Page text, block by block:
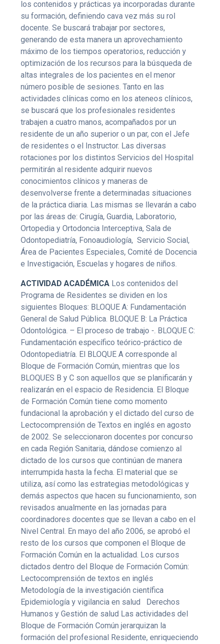
los contenidos y prácticas ya incorporadas durante
su formación, definiendo cava vez más su rol
docente. Se buscará trabajar por sectores,
generando de esta manera un aprovechamiento
máximo de los tiempos operatorios, reducción y
optimización de los recursos para la búsqueda de
altas integrales de los pacientes en el menor
número posible de sesiones. Tanto en las
actividades clínicas como en los ateneos clínicos,
se buscará que los profesionales residentes
trabajen a cuatro manos, acompañados por un
residente de un año superior o un par, con el Jefe
de residentes o el Instructor. Las diversas
rotaciones por los distintos Servicios del Hospital
permitirán al residente adquirir nuevos
conocimientos clínicos y maneras de
desenvolverse frente a determinadas situaciones
de la práctica diaria. Las mismas se llevarán a cabo
por las áreas de: Cirugía, Guardia, Laboratorio,
Ortopedia y Ortodoncia Interceptiva, Sala de
Odontopediatría, Fonoaudiología, Servicio Social,
Área de Pacientes Especiales, Comité de Docencia
e Investigación, Escuelas y hogares de niños.
ACTIVIDAD ACADÉMICA Los contenidos del
Programa de Residentes se dividen en los
siguientes Bloques: BLOQUE A: Fundamentación
General de Salud Pública. BLOQUE B: La Práctica
Odontológica. – El proceso de trabajo -. BLOQUE C:
Fundamentación específico teórico-práctico de
Odontopediatría. El BLOQUE A corresponde al
Bloque de Formación Común, mientras que los
BLOQUES B y C son aquellos que se planificarán y
realizarán en el espacio de Residencia. El Bloque
de Formación Común tiene como momento
fundacional la aprobación y el dictado del curso de
Lectocomprensión de Textos en inglés en agosto
de 2002. Se seleccionaron docentes por concurso
en cada Región Sanitaria, dándose comienzo al
dictado de los cursos que continúan de manera
interrumpida hasta la fecha. El material que se
utiliza, así como las estrategias metodológicas y
demás aspectos que hacen su funcionamiento, son
revisados anualmente en las jornadas para
coordinadores docentes que se llevan a cabo en el
Nivel Central. En mayo del año 2006, se aprobó el
resto de los cursos que componen el Bloque de
Formación Común en la actualidad. Los cursos
dictados dentro del Bloque de Formación Común:
Lectocomprensión de textos en inglés
Metodología de la investigación científica
Epidemiología y vigilancia en salud
Derechos
Humanos y Gestión de salud Las actividades del
Bloque de Formación Común jerarquizan la
formación del profesional Residente, enriqueciendo